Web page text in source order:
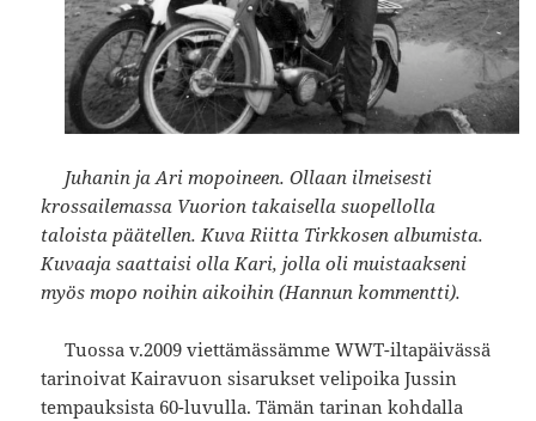
Juhanin ja Ari mopoineen. Ollaan ilmeisesti
krossailemassa Vuorion takaisella suopellolla
taloista päätellen. Kuva Riitta Tirkkosen albumista.
Kuvaaja saattaisi olla Kari, jolla oli muistaakseni
myös mopo noihin aikoihin (Hannun kommentti).
Tuossa v.2009 viettämässämme WWT-iltapäivässä
tarinoivat Kairavuon sisarukset velipoika Jussin
tempauksista 60-luvulla. Tämän tarinan kohdalla